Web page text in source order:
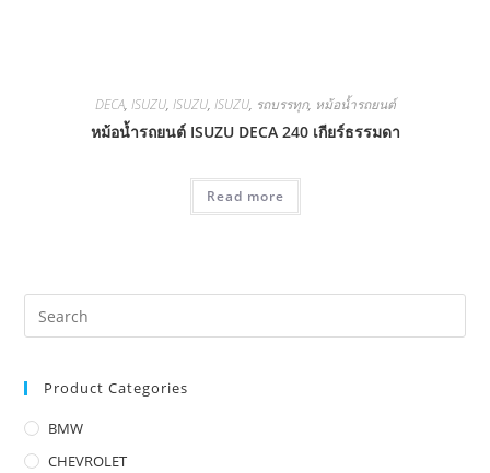
DECA, ISUZU, ISUZU, ISUZU, รถบรรทุก, หม้อน้ำรถยนต์
หม้อน้ำรถยนต์ ISUZU DECA 240 เกียร์ธรรมดา
Read more
Product Categories
BMW
CHEVROLET